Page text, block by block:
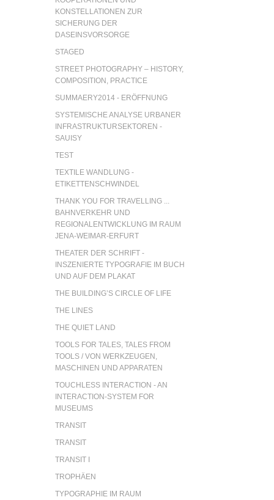
KONSTELLATIONEN ZUR
SICHERUNG DER
DASEINSVORSORGE
STAGED
STREET PHOTOGRAPHY – HISTORY,
COMPOSITION, PRACTICE
SUMMAERY2014 - ERÖFFNUNG
SYSTEMISCHE ANALYSE URBANER
INFRASTRUKTURSEKTOREN -
SAUISY
TEST
TEXTILE WANDLUNG -
ETIKETTENSCHWINDEL
THANK YOU FOR TRAVELLING ...
BAHNVERKEHR UND
REGIONALENTWICKLUNG IM RAUM
JENA-WEIMAR-ERFURT
THEATER DER SCHRIFT -
INSZENIERTE TYPOGRAFIE IM BUCH
UND AUF DEM PLAKAT
THE BUILDING’S CIRCLE OF LIFE
THE LINES
THE QUIET LAND
TOOLS FOR TALES, TALES FROM
TOOLS / VON WERKZEUGEN,
MASCHINEN UND APPARATEN
TOUCHLESS INTERACTION - AN
INTERACTION-SYSTEM FOR
MUSEUMS
TRANSIT
TRANSIT
TRANSIT I
TROPHÄEN
TYPOGRAPHIE IM RAUM